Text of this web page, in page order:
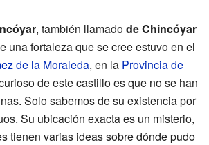
, también llamadode Chincóyar
una fortaleza que se cree estuvo en el
de la Moraleda, en la Provincia de
de este castillo es que no se han
Solo sabemos de su existencia por
Su ubicación exacta es un misterio,
tienen varias ideas sobre dónde pudo